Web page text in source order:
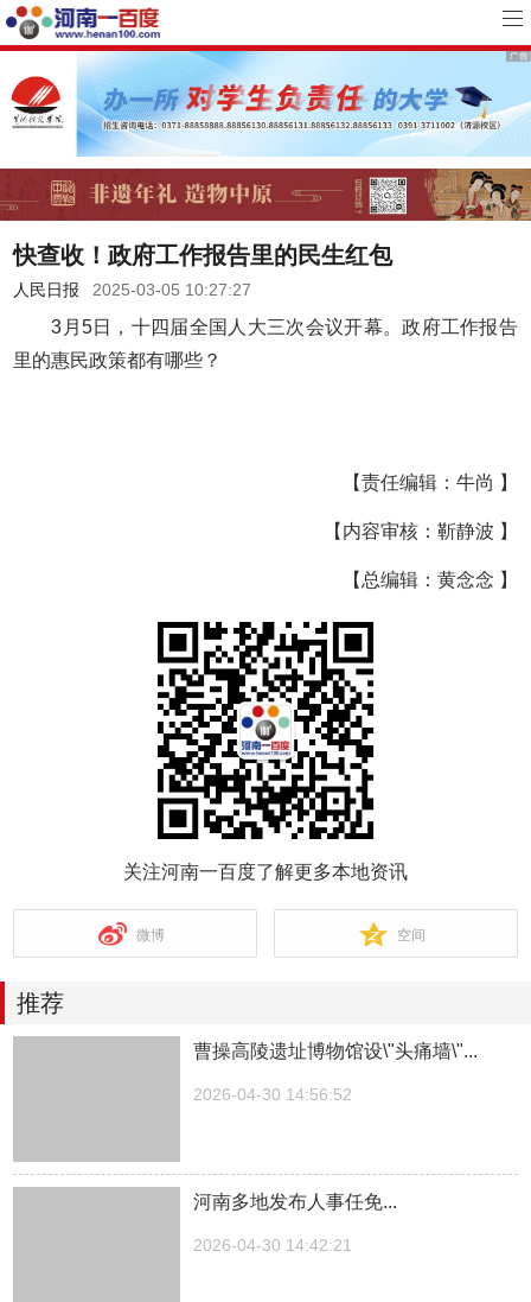
快查收！政府工作报告里的民生红包
人民日报 2025-03-05 10:27:27
3月5日，十四届全国人大三次会议开幕。政府工作报告
里的惠民政策都有哪些？
【责任编辑：牛尚 】
【内容审核：靳静波 】
【总编辑：黄念念 】
关注河南一百度了解更多本地资讯
微博 空间
推荐
曹操高陵遗址博物馆设\"头痛墙\"...
2026-04-30 14:56:52
河南多地发布人事任免...
2026-04-30 14:42:21